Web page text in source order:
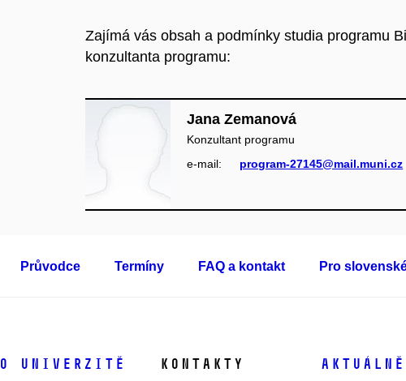
Zajímá vás obsah a podmínky studia programu
konzultanta programu:
Jana Zemanová
Konzultant programu
e‑mail:
program-27145@mail.muni.cz
Průvodce Termíny FAQ a kontakt Pro
O univerzitě Kontakty Aktuálně